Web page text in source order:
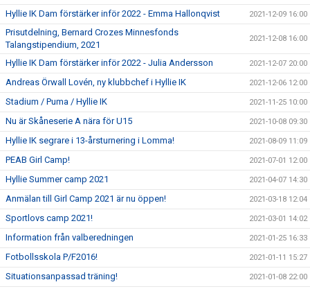
Hyllie IK Dam förstärker inför 2022 - Emma Hallonqvist 2021-12-09 16:00
Prisutdelning, Bernard Crozes Minnesfonds
Talangstipendium, 2021
2021-12-08 16:00
Hyllie IK Dam förstärker inför 2022 - Julia Andersson 2021-12-07 20:00
Andreas Örwall Lovén, ny klubbchef i Hyllie IK 2021-12-06 12:00
Stadium / Puma / Hyllie IK 2021-11-25 10:00
Nu är Skåneserie A nära för U15 2021-10-08 09:30
Hyllie IK segrare i 13-årsturnering i Lomma! 2021-08-09 11:09
PEAB Girl Camp! 2021-07-01 12:00
Hyllie Summer camp 2021 2021-04-07 14:30
Anmälan till Girl Camp 2021 är nu öppen! 2021-03-18 12:04
Sportlovs camp 2021! 2021-03-01 14:02
Information från valberedningen 2021-01-25 16:33
Fotbollsskola P/F2016! 2021-01-11 15:27
Situationsanpassad träning! 2021-01-08 22:00